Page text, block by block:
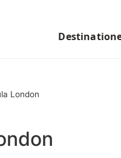
London